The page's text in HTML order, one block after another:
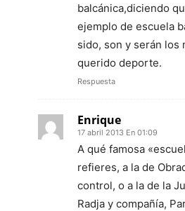
balcánica,diciendo
ejemplo de escuela
sido, son y serán los
querido deporte.
Respuesta
Enrique
17 abril 2013 En 01:09
A qué famosa
refieres, a la de
control, o a la de la
Radja y compañía,